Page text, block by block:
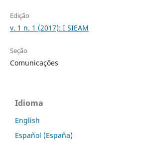
Edição
v. 1 n. 1 (2017): I SIEAM
Seção
Comunicações
Idioma
English
Español (España)